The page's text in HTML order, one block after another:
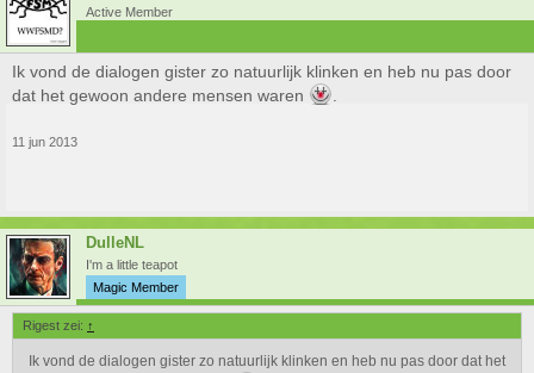
Active Member
Ik vond de dialogen gister zo natuurlijk klinken en heb nu pas door
dat het gewoon andere mensen waren
11 jun 2013
DulleNL
I'm a little teapot
Magic Member
Rigest zei: ↑
Ik vond de dialogen gister zo natuurlijk klinken en heb nu pas door dat het